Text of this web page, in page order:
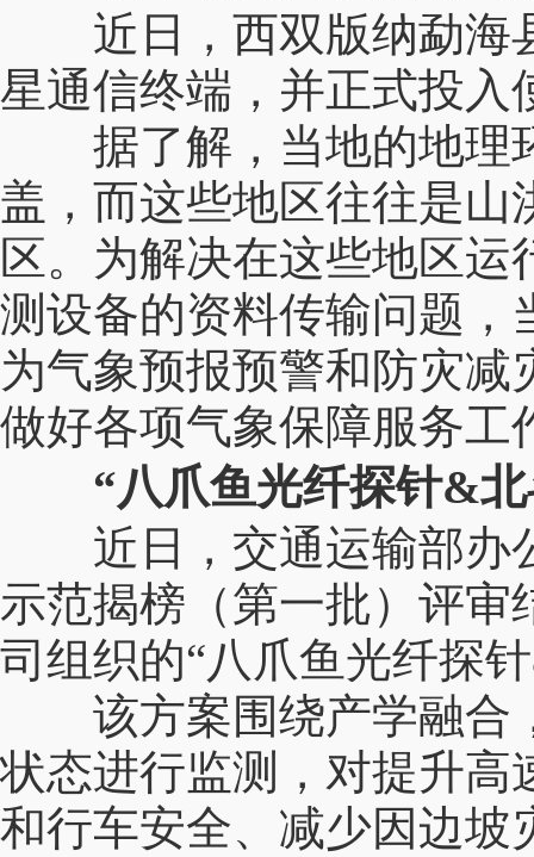
近日，西双版纳勐海
星通信终端，并正式投入
据了解，当地的地理
盖，而这些地区往往是山
区。为解决在这些地区
测设备的资料传输问题，
为气象预报预警和防灾
做好各项气象保障服务工
“八爪鱼光纤探针&
近日，交通运输部办
示范揭榜（第一批）评审
司组织的“八爪鱼光纤探针
该方案围绕产学融合
状态进行监测，对提升高
和行车安全、减少因边坡